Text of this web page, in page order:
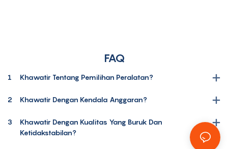
FAQ
1 Khawatir Tentang Pemilihan Peralatan?
2 Khawatir Dengan Kendala Anggaran?
3
Khawatir Dengan Kualitas Yang Buruk Dan
Ketidakstabilan?